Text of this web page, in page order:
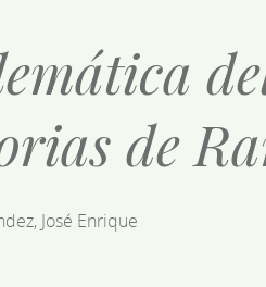
de
José Enrique